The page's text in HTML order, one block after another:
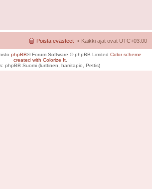
Kaikki ajat ovat UTC+03:00
Poista evästeet
phpBB® Forum Software © phpBB Limited Color scheme
created with Colorize It
phpBB Suomi (lurttinen, harritapio, Pettis)